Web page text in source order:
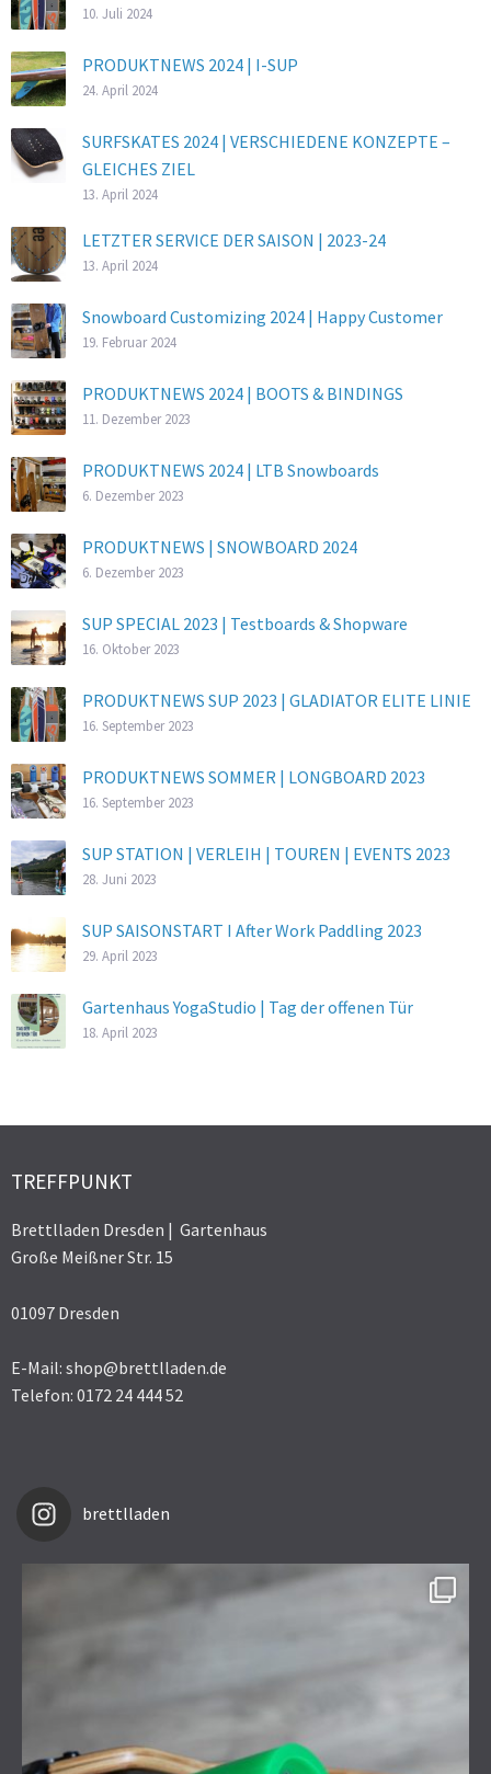
10. Juli 2024
PRODUKTNEWS 2024 | I-SUP
24. April 2024
SURFSKATES 2024 | VERSCHIEDENE KONZEPTE –
GLEICHES ZIEL
13. April 2024
LETZTER SERVICE DER SAISON | 2023-24
13. April 2024
Snowboard Customizing 2024 | Happy Customer
19. Februar 2024
PRODUKTNEWS 2024 | BOOTS & BINDINGS
11. Dezember 2023
PRODUKTNEWS 2024 | LTB Snowboards
6. Dezember 2023
PRODUKTNEWS | SNOWBOARD 2024
6. Dezember 2023
SUP SPECIAL 2023 | Testboards & Shopware
16. Oktober 2023
PRODUKTNEWS SUP 2023 | GLADIATOR ELITE LINIE
16. September 2023
PRODUKTNEWS SOMMER | LONGBOARD 2023
16. September 2023
SUP STATION | VERLEIH | TOUREN | EVENTS 2023
28. Juni 2023
SUP SAISONSTART I After Work Paddling 2023
29. April 2023
Gartenhaus YogaStudio | Tag der offenen Tür
18. April 2023
TREFFPUNKT
Brettlladen Dresden | Gartenhaus
Große Meißner Str. 15
01097 Dresden
E-Mail: shop@brettlladen.de
Telefon: 0172 24 444 52
brettlladen